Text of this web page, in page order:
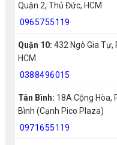
Quận 2, Thủ Đức, HCM
0965755119
Quận 10: 432 Ngô Gia Tự,
HCM
0388496015
Tân Bình: 18A Cộng Hòa,
Bình (Cạnh Pico Plaza)
0971655119